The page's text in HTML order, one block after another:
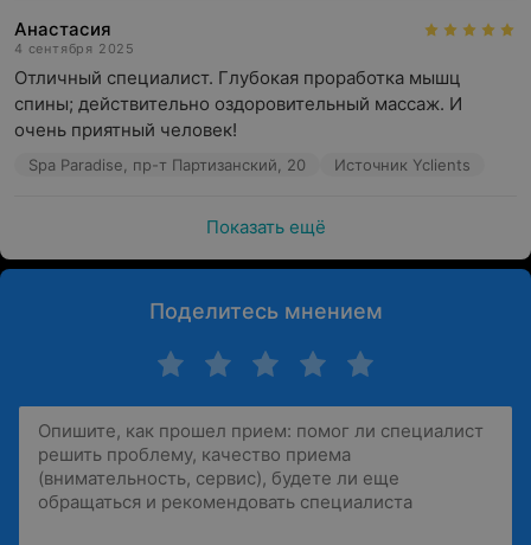
Анастасия
4 сентября 2025
Отличный специалист. Глубокая проработка мышц
спины; действительно оздоровительный массаж. И
очень приятный человек!
Spa Paradise, пр-т Партизанский, 20 Источник Yclients
Показать ещё
Поделитесь мнением